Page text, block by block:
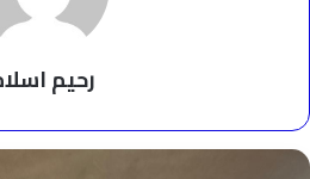
رحيم